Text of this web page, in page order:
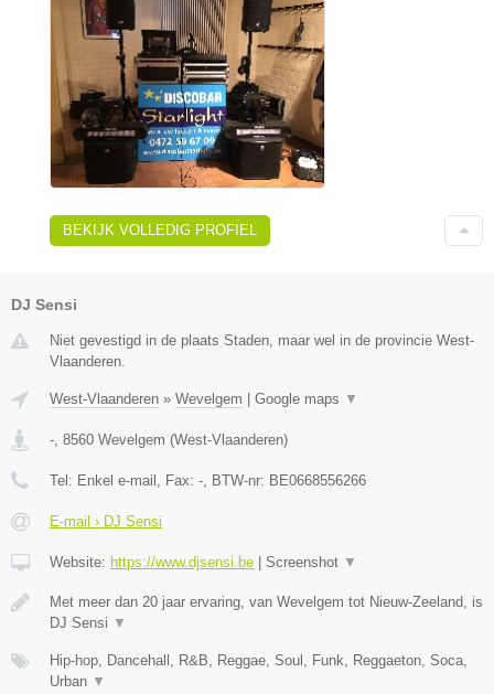
BEKIJK VOLLEDIG PROFIEL
DJ Sensi
Niet gevestigd in de plaats Staden, maar wel in de provincie West-
Vlaanderen.
West-Vlaanderen » Wevelgem | Google maps ▼
- 8560 Wevelgem (West-Vlaanderen)
Tel: Enkel e-mail , Fax: - , BTW-nr: BE0668556266
E-mail › DJ Sensi
Website: https://www.djsensi.be | Screenshot ▼
Met meer dan 20 jaar ervaring, van Wevelgem tot Nieuw-Zeeland, is
DJ Sensi ▼
Hip-hop, Dancehall, R&B, Reggae, Soul, Funk, Reggaeton, Soca,
Urban ▼